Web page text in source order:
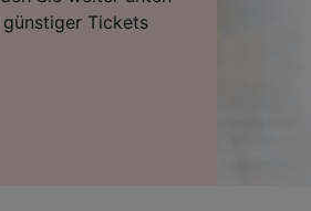
Tickets